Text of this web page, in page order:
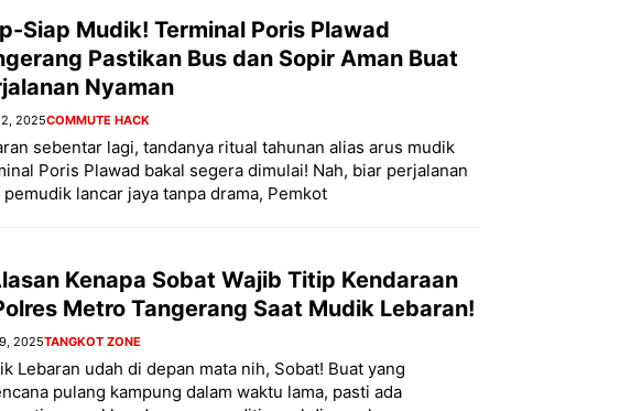
Siap Mudik! Terminal Poris Plawad
Pastikan Bus dan Sopir Aman Buat
Nyaman
2025COMMUTE HACK
sebentar lagi, tandanya ritual tahunan alias arus mudik
Poris Plawad bakal segera dimulai! Nah, biar perjalanan
pemudik lancar jaya tanpa drama, Pemkot
Kenapa Sobat Wajib Titip Kendaraan
Metro Tangerang Saat Mudik Lebaran!
2025TANGKOT ZONE
Lebaran udah di depan mata nih, Sobat! Buat yang
pulang kampung dalam waktu lama, pasti ada